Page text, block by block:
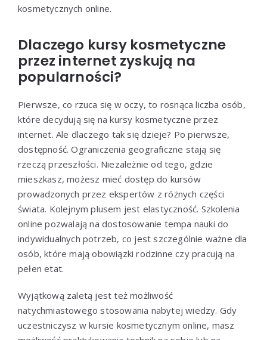
kosmetycznych online.
Dlaczego kursy kosmetyczne
przez internet zyskują na
popularności?
Pierwsze, co rzuca się w oczy, to rosnąca liczba osób,
które decydują się na kursy kosmetyczne przez
internet. Ale dlaczego tak się dzieje? Po pierwsze,
dostępność. Ograniczenia geograficzne stają się
rzeczą przeszłości. Niezależnie od tego, gdzie
mieszkasz, możesz mieć dostęp do kursów
prowadzonych przez ekspertów z różnych części
świata. Kolejnym plusem jest elastyczność. Szkolenia
online pozwalają na dostosowanie tempa nauki do
indywidualnych potrzeb, co jest szczególnie ważne dla
osób, które mają obowiązki rodzinne czy pracują na
pełen etat.
Wyjątkową zaletą jest też możliwość
natychmiastowego stosowania nabytej wiedzy. Gdy
uczestniczysz w kursie kosmetycznym online, masz